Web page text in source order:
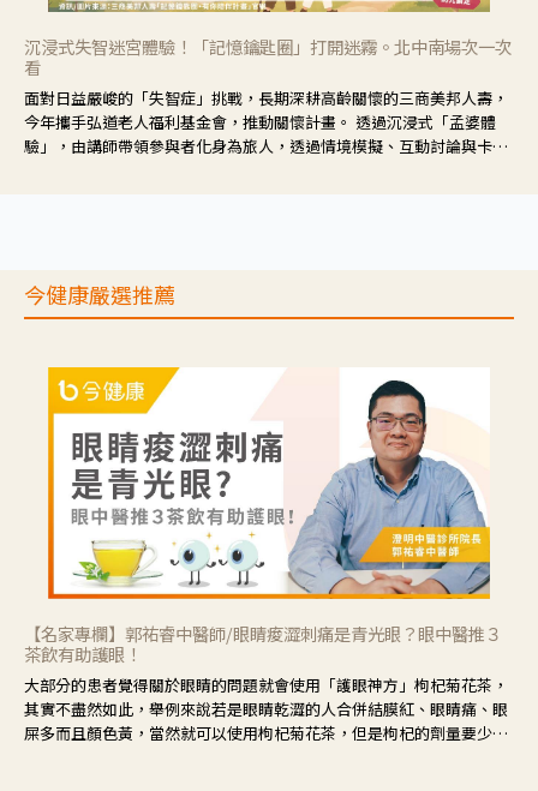
沉浸式失智迷宮體驗！「記憶鑰匙圈」打開迷霧。北中南場次一次
看
面對日益嚴峻的「失智症」挑戰，長期深耕高齡關懷的三商美邦人壽，
今年攜手弘道老人福利基金會，推動關懷計畫。 透過沉浸式「孟婆體
驗」，由講師帶領參與者化身為旅人，透過情境模擬、互動討論與卡牌
今健康嚴選推薦
【名家專欄】郭祐睿中醫師/眼睛痠澀刺痛是青光眼？眼中醫推３
茶飲有助護眼！
大部分的患者覺得關於眼睛的問題就會使用「護眼神方」枸杞菊花茶，
其實不盡然如此，舉例來說若是眼睛乾澀的人合併結膜紅、眼睛痛、眼
屎多而且顏色黃，當然就可以使用枸杞菊花茶，但是枸杞的劑量要少，